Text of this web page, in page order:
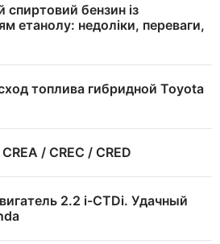
спиртовий бензин із
етанолу: недоліки, переваги,
топлива гибридной Toyota
/ CREC / CRED
2.2 i-CTDi. Удачный